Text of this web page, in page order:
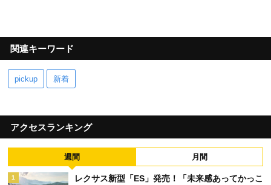
関連キーワード
pickup 新着
アクセスランキング
週間 月間
1
レクサス新型「ES」発売！「未来感あってかっこ